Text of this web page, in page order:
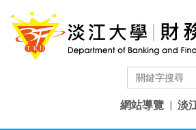
網站導覽 | 淡